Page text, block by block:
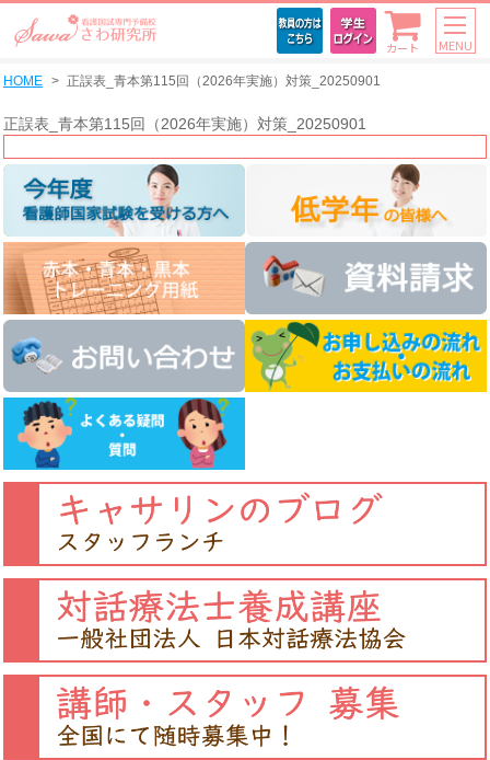
カート MENU
HOME 正誤表_青本第115回（2026年実施）対策_20250901
正誤表_青本第115回（2026年実施）対策_20250901